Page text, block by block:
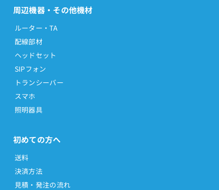
周辺機器・その他機材
ルーター・TA
配線部材
ヘッドセット
SIPフォン
トランシーバー
スマホ
照明器具
初めての方へ
送料
決済方法
見積・発注の流れ